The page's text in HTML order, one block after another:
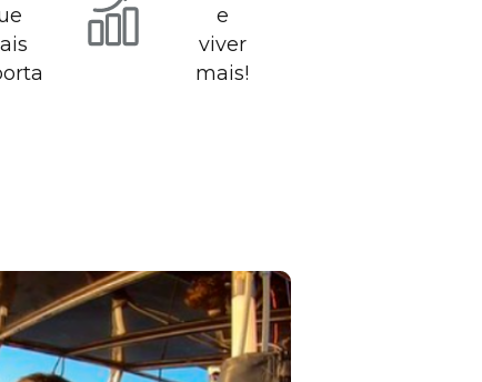
e
viver
mais!